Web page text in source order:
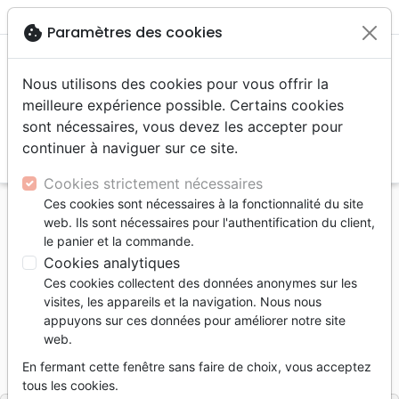
menu
Accueil Musique
Compilations
WOW hits 2019 - 2CD
WOW hits 2019
2CD
Various Artists
Référence CAPI8688
0602557886887
EditeurCapitol Records
cookie Paramètres des cookies
Nous utilisons des cookies pour vous offrir la
meilleure expérience possible. Certains cookies
sont nécessaires, vous devez les accepter pour
continuer à naviguer sur ce site.
Cookies strictement nécessaires
Ces cookies sont nécessaires à la fonctionnalité du site
web. Ils sont nécessaires pour l'authentification du client,
le panier et la commande.
Cookies analytiques
Ces cookies collectent des données anonymes sur les
visites, les appareils et la navigation. Nous nous
appuyons sur ces données pour améliorer notre site
web.
En fermant cette fenêtre sans faire de choix, vous acceptez
tous les cookies.